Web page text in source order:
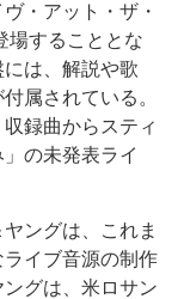
・アット・ザ・
場することとな
は、解説や歌
属されている。
録曲からスティ
の未発表ライ
ングは、これま
イブ音源の制作
グは、米ロサン